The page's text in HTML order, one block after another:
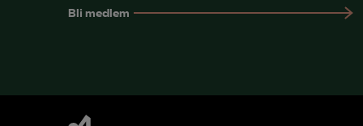
Bli medlem